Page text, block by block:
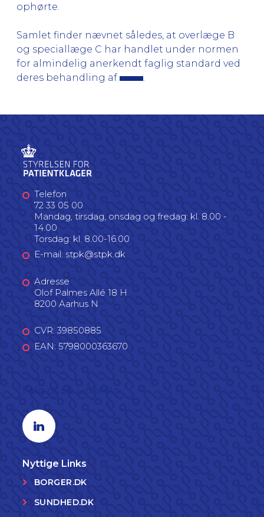
ophørte.
Samlet finder nævnet således, at overlæge B
og speciallæge C har handlet under normen
for almindelig anerkendt faglig standard ved
deres behandling af
Telefon
72 33 05 00
Mandag, tirsdag, onsdag og fredag: kl. 8.00 -
14.00
Torsdag: kl. 8.00-16.00
E-mail: stpk@stpk.dk
Adresse
Olof Palmes Allé 18 H
8200 Aarhus N
CVR: 39850885
EAN: 5798000363670
Linkedin profil
Nyttige Links
BORGER.DK
SUNDHED.DK